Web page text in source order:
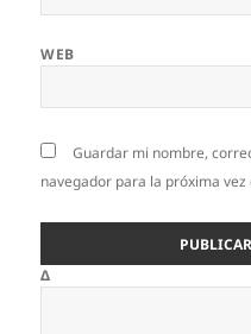
WEB
Guardar mi nombre,
navegador para la próxima
Δ